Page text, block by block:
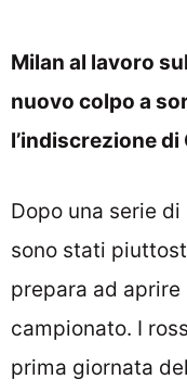
Milan al lavoro
nuovo colpo a
l’indiscrezione
Dopo una serie
sono stati
prepara ad
campionato. I
prima giornata